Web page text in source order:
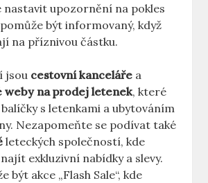
nastavit upozornění na pokles
být informovaný, když
na příznivou částku.
jsou cestovní kanceláře a
weby na prodej letenek, které
s letenkami a ubytováním
Nezapomeňte se podívat také
leteckých společností, kde
exkluzivní nabídky a slevy.
být akce „Flash Sale“, kde